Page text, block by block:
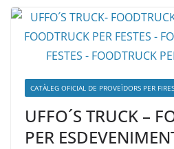
CATÀLEG OFICIAL DE PROVEÏDORS PER
UFFO´S TRUCK –
PER